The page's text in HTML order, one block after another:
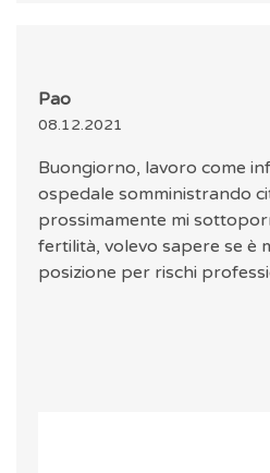
Pao
08.12.2021
Buongiorno, lavoro come
ospedale somministrando
prossimamente mi
fertilità, volevo sapere se è
posizione per rischi